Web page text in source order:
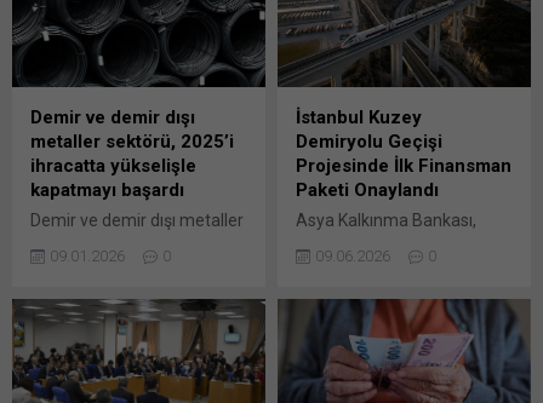
gelişmelere bağlı olarak
dalgalanmaların yaşandığı
kamyon pazarında,
satışlarını artırmayı başardı.
Filo satışlarında hem çekici
hem de inşaat segmentinde
birçok önemli firmanın ilk
tercihi olan MAN, güçlü ürün
gamı ve geliştirdiği tedarik...
uygulanacak, ehliyetler
geçici olarak geri alınacak.
Türkiye Şoförler ve
Otomobilciler Federasyonu
(TŞOF) Genel Başkanı
Mehmet Yiğiner,
düzenlemeyi
desteklediklerini belirterek
korsan taşımacılıkla
mücadelede kararlı
olduklarını söyledi. Türkiye
Demir ve demir dışı
metaller sektörü, 2025’i
ihracatta yükselişle
kapatmayı başardı
Demir ve demir dışı metaller
yılını ihracatta yükselişle
yılını değerlendiren ve 2026
yılına ilişkin beklentilerini
açıklayan İstanbul Demir ve
Demir Dışı Metaller
09.01.2026 0
İstanbul Kuzey
Demiryolu Geçişi
Projesinde İlk Finansman
Paketi Onaylandı
Asya Kalkınma Bankası,
Geçişi Projesi için Türkiye’ye
sağlanmasını onayladı.
Bankadan yapılan
açıklamada, Türkiye’ye,
ulaşım ve lojistik
09.06.2026 0